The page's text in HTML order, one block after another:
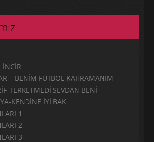
İNCİR
– BENİM FUTBOL KAHRAMANIM
TERKETMEDİ SEVDAN BENİ
KENDİNE İYİ BAK
1
2
3